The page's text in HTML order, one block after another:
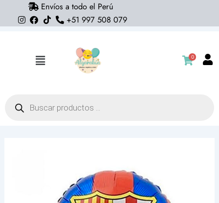
Envíos a todo el Perú
+51 997 508 079
Flyout
0
productos